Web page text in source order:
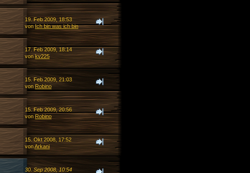
19. Feb 2009, 18:53
vonIch bin was ich bin
17. Feb 2009, 18:14
vonkv225
15. Feb 2009, 21:03
vonRobino
15. Feb 2009, 20:56
vonRobino
15. Okt 2008, 17:52
vonArkani
30. Sep 2008, 10:54